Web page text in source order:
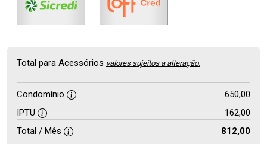
Total para Acessórios valores sujeitos a alteração.
Condomínio
650,00
IPTU
162,00
Total / Mês
812,00